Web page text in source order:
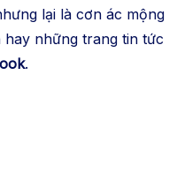
lại là cơn ác mộng
những trang tin tức
.